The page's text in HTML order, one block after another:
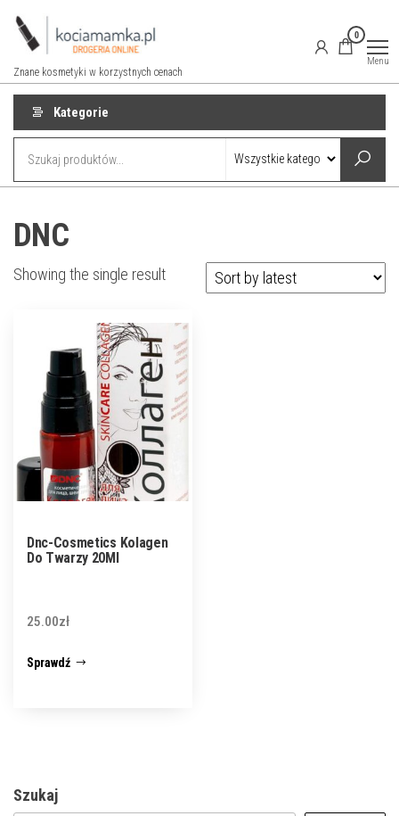
Przejdź
Znane kosmetyki w korzystnych cenach
0
Menu
Kategorie
DNC
Showing the single result
Dnc-Cosmetics Kolagen
Do Twarzy 20Ml
25.00zł
Sprawdź
Szukaj